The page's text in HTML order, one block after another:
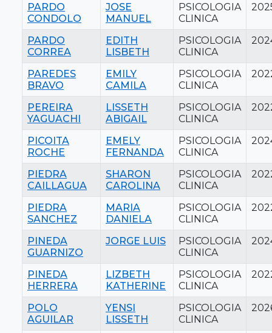
PARDO
CONDOLO
JOSE
MANUEL
PSICOLOGIA
CLINICA
PARDO
CORREA
EDITH
LISBETH
PSICOLOGIA
CLINICA
PAREDES
BRAVO
EMILY
CAMILA
PSICOLOGIA
CLINICA
PEREIRA
YAGUACHI
LISSETH
ABIGAIL
PSICOLOGIA
CLINICA
PICOITA
ROCHE
EMELY
FERNANDA
PSICOLOGIA
CLINICA
PIEDRA
CAILLAGUA
SHARON
CAROLINA
PSICOLOGIA
CLINICA
PIEDRA
SANCHEZ
MARIA
DANIELA
PSICOLOGIA
CLINICA
PINEDA
GUARNIZO
JORGE LUIS
PSICOLOGIA
CLINICA
PINEDA
HERRERA
LIZBETH
KATHERINE
PSICOLOGIA
CLINICA
POLO
AGUILAR
YENSI
LISSETH
PSICOLOGIA
CLINICA